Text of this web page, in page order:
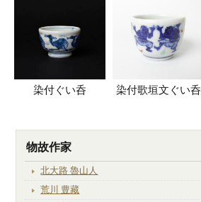
染付ぐい呑 染付歌垣文ぐい呑
物故作家
北大路 魯山人
荒川 豊藏